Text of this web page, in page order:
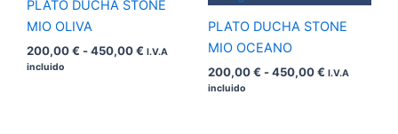
PLATO DUCHA STONE
MIO OLIVA
200,00€ -450,00€ I.V.A
incluido
PLATO DUCHA STONE
MIO OCEANO
200,00€ -450,00€ I.V.A
incluido